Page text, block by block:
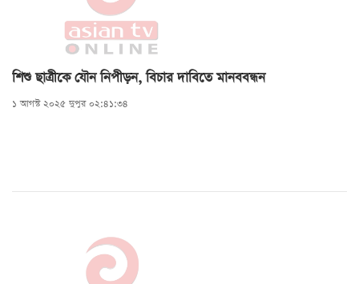
শিশু ছাত্রীকে যৌন নিপীড়ন, বিচার দাবিতে মানববন্ধন
১ আগস্ট ২০২৫ দুপুর ০২:৪১:৩৪